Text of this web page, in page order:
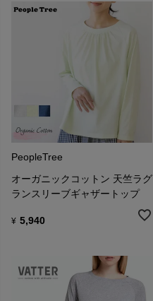
PeopleTree
オーガニックコットン 天竺ラグ
ランスリーブギャザートップ
¥ 5,940